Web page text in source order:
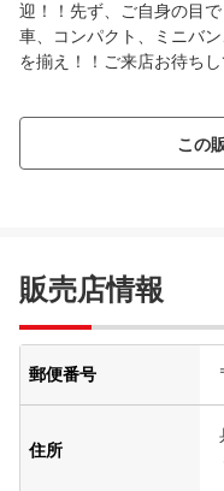
迎！！先ず、ご自身の目
車、コンパクト、ミニバ
を揃え！！ご来店お待ちし
この
販売店情報
郵便番号
住所